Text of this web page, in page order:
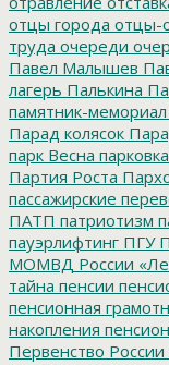
отцы города отцы-
труда очереди
Павел Малышев
лагерь Палькина
памятник-мемориал
Парад колясок
парк Весна парковка
Партия Роста
пассажирские
ПАТП патриотизм
пауэрлифтинг ПГУ
МОМВД России
тайна пенсии
пенсионная
накопления
Первенство